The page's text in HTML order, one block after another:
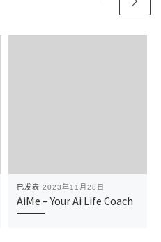
已发表 2023年11月28日
AiMe – Your Ai Life Coach